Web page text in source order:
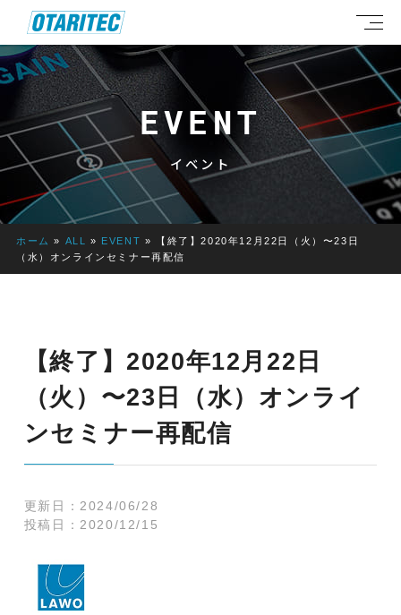
EVENT
イベント
ホーム » ALL » EVENT »
【終了】2020年12月22日（火）〜23日
（水）オンラインセミナー再配信
【終了】2020年12月22日
（火）〜23日（水）オンライ
ンセミナー再配信
更新日： 2024/06/28
投稿日： 2020/12/15